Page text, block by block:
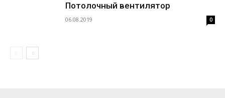
Потолочный вентилятор
06.08.2019 0